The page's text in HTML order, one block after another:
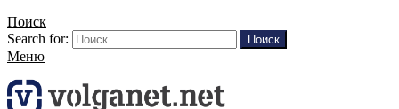
Поиск
Search for:
Поиск
Меню